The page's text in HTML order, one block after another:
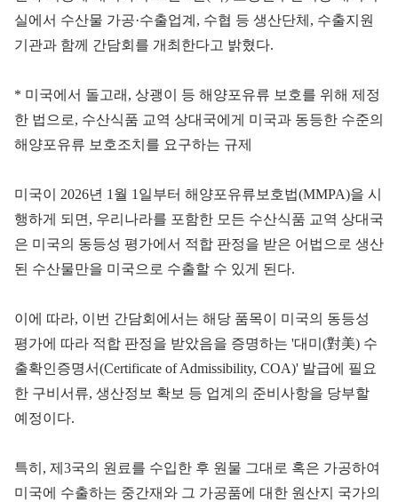
실에서 수산물 가공·수출업계, 수협 등 생산단체, 수출지원
기관과 함께 간담회를 개최한다고 밝혔다.
* 미국에서 돌고래, 상괭이 등 해양포유류 보호를 위해 제정
한 법으로, 수산식품 교역 상대국에게 미국과 동등한 수준의
해양포유류 보호조치를 요구하는 규제
미국이 2026년 1월 1일부터 해양포유류보호법(MMPA)을 시
행하게 되면, 우리나라를 포함한 모든 수산식품 교역 상대국
은 미국의 동등성 평가에서 적합 판정을 받은 어법으로 생산
된 수산물만을 미국으로 수출할 수 있게 된다.
이에 따라, 이번 간담회에서는 해당 품목이 미국의 동등성
평가에 따라 적합 판정을 받았음을 증명하는 '대미(對美) 수
출확인증명서(Certificate of Admissibility, COA)' 발급에 필요
한 구비서류, 생산정보 확보 등 업계의 준비사항을 당부할
예정이다.
특히, 제3국의 원료를 수입한 후 원물 그대로 혹은 가공하여
미국에 수출하는 중간재와 그 가공품에 대한 원산지 국가의